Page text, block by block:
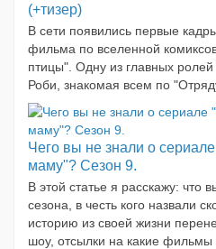
(+тизер)
В сети появились первые
фильма по вселенной
птицы". Одну из главных
Роби, знакомая всем по
Чего вы не знали о
маму"? Сезон 9.
В этой статье я расскажу: что
сезона, в честь кого назвали
историю из своей жизни
шоу, отсылки на какие